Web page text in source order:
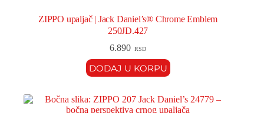
ZIPPO upaljač | Jack Daniel’s® Chrome Emblem
250JD.427
6.890 RSD
DODAJ U KORPU